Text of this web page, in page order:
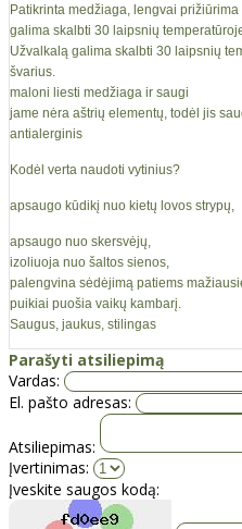
Patikrinta medžiaga, lengvai prižiūrima
galima skalbti 30 laipsnių
Užvalkalą galima skalbti 30 laipsnių
švarius.
maloni liesti medžiaga ir saugi
jame nėra aštrių elementų, todėl jis
antialerginis
Kodėl verta naudoti vytinius?
apsaugo kūdikį nuo kietų lovos strypų,
apsaugo nuo skersvėjų,
izoliuoja nuo šaltos sienos,
palengvina sėdėjimą patiems
puikiai puošia vaikų kambarį.
Saugus, jaukus, stilingas
Parašyti atsiliepimą
Vardas:
El. pašto adresas:
Atsiliepimas:
Įvertinimas:
Įveskite saugos kodą: